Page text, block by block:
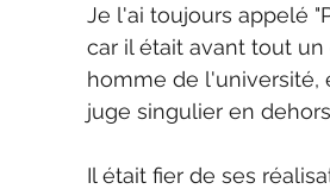
Je l'ai toujours appelé
car il était avant tout
homme de l'université,
juge singulier en
Il était fier de ses